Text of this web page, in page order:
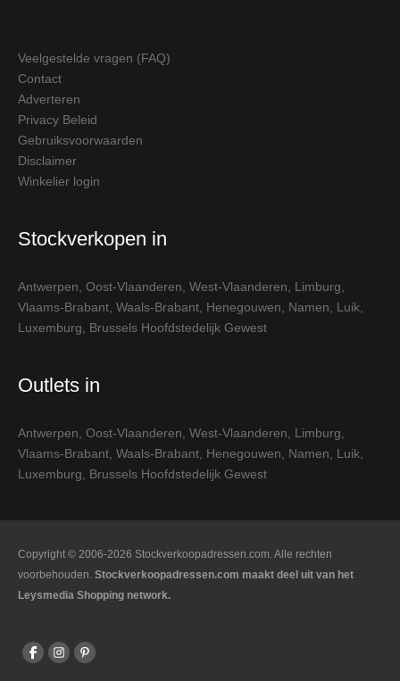
Veelgestelde vragen (FAQ)
Contact
Adverteren
Privacy Beleid
Gebruiksvoorwaarden
Disclaimer
Winkelier login
Stockverkopen in
Antwerpen Oost-Vlaanderen West-Vlaanderen Limburg
Vlaams-Brabant Waals-Brabant Henegouwen Namen Luik
Luxemburg
Brussels Hoofdstedelijk Gewest
Outlets in
Antwerpen Oost-Vlaanderen West-Vlaanderen Limburg
Vlaams-Brabant Waals-Brabant Henegouwen Namen Luik
Luxemburg
Brussels Hoofdstedelijk Gewest
Copyright © 2006-2026 Stockverkoopadressen.com. Alle rechten
voorbehouden. Stockverkoopadressen.com maakt deel uit van het
Leysmedia Shopping network.